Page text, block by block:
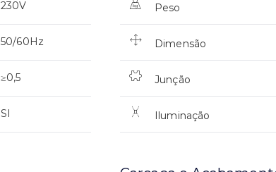
230V
50/60Hz
≥0,5
SI
Peso
Dimensão
Junção
Iluminação